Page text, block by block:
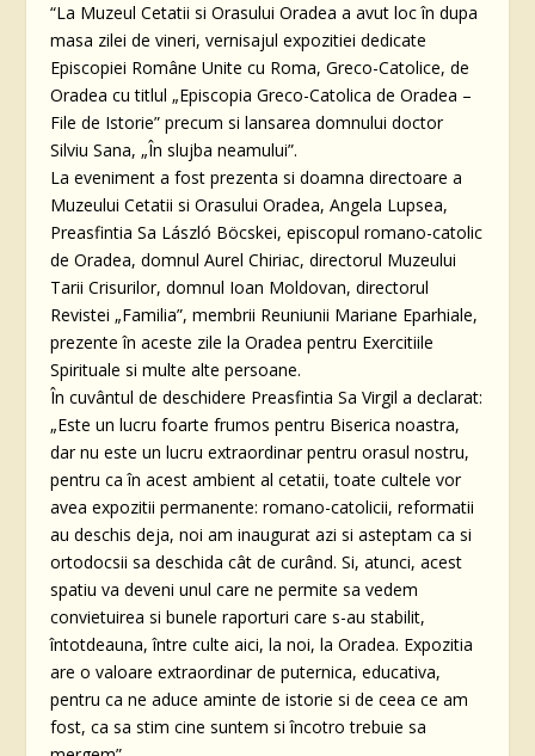
“La Muzeul Cetatii si Orasului Oradea a avut loc în dupa
masa zilei de vineri, vernisajul expozitiei dedicate
Episcopiei Române Unite cu Roma, Greco-Catolice, de
Oradea cu titlul „Episcopia Greco-Catolica de Oradea –
File de Istorie” precum si lansarea domnului doctor
Silviu Sana, „În slujba neamului”.
La eveniment a fost prezenta si doamna directoare a
Muzeului Cetatii si Orasului Oradea, Angela Lupsea,
Preasfintia Sa László Böcskei, episcopul romano-catolic
de Oradea, domnul Aurel Chiriac, directorul Muzeului
Tarii Crisurilor, domnul Ioan Moldovan, directorul
Revistei „Familia”, membrii Reuniunii Mariane Eparhiale,
prezente în aceste zile la Oradea pentru Exercitiile
Spirituale si multe alte persoane.
În cuvântul de deschidere Preasfintia Sa Virgil a declarat:
„Este un lucru foarte frumos pentru Biserica noastra,
dar nu este un lucru extraordinar pentru orasul nostru,
pentru ca în acest ambient al cetatii, toate cultele vor
avea expozitii permanente: romano-catolicii, reformatii
au deschis deja, noi am inaugurat azi si asteptam ca si
ortodocsii sa deschida cât de curând. Si, atunci, acest
spatiu va deveni unul care ne permite sa vedem
convietuirea si bunele raporturi care s-au stabilit,
întotdeauna, între culte aici, la noi, la Oradea. Expozitia
are o valoare extraordinar de puternica, educativa,
pentru ca ne aduce aminte de istorie si de ceea ce am
fost, ca sa stim cine suntem si încotro trebuie sa